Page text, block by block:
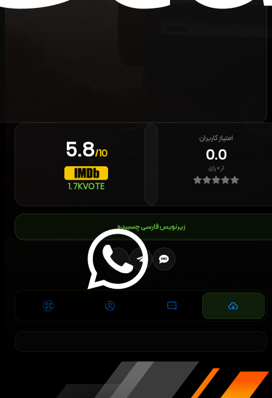
5.8/10
1.7KVOTE
امتیاز کاربران
0.0
از۰رای
زیرنویس فارسی چسبیده